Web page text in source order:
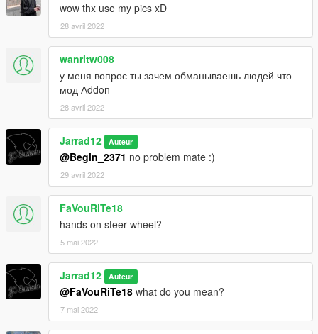
wow thx use my pics xD
28 avril 2022
wanrltw008
у меня вопрос ты зачем обманываешь людей что
мод Аddon
28 avril 2022
Jarrad12 Auteur
@Begin_2371 no problem mate :)
29 avril 2022
FaVouRiTe18
hands on steer wheel?
5 mai 2022
Jarrad12 Auteur
@FaVouRiTe18 what do you mean?
7 mai 2022